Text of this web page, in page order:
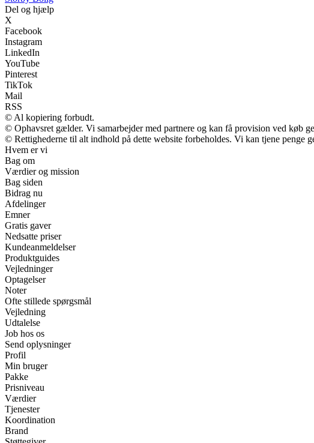
Del og hjælp
X
Facebook
Instagram
LinkedIn
YouTube
Pinterest
TikTok
Mail
RSS
© Al kopiering forbudt.
© Ophavsret gælder. Vi samarbejder med partnere og kan få provision ved køb
© Rettighederne til alt indhold på dette website forbeholdes. Vi kan tjene penge
Hvem er vi
Bag om
Værdier og mission
Bag siden
Bidrag nu
Afdelinger
Emner
Gratis gaver
Nedsatte priser
Kundeanmeldelser
Produktguides
Vejledninger
Optagelser
Noter
Ofte stillede spørgsmål
Vejledning
Udtalelse
Job hos os
Send oplysninger
Profil
Min bruger
Pakke
Prisniveau
Værdier
Tjenester
Koordination
Brand